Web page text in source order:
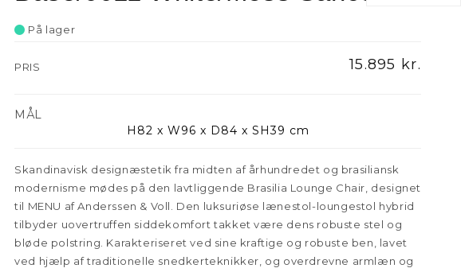
På lager
PRIS Normalpris
15.895 kr.
MÅL
H82 x W96 x D84 x SH39 cm
Skandinavisk designæstetik fra midten af århundredet og brasiliansk
modernisme mødes på den lavtliggende Brasilia Lounge Chair, designet
til MENU af Anderssen & Voll. Den luksuriøse lænestol-loungestol hybrid
tilbyder uovertruffen siddekomfort takket være dens robuste stel og
bløde polstring. Karakteriseret ved sine kraftige og robuste ben, lavet
ved hjælp af traditionelle snedkerteknikker, og overdrevne armlæn og